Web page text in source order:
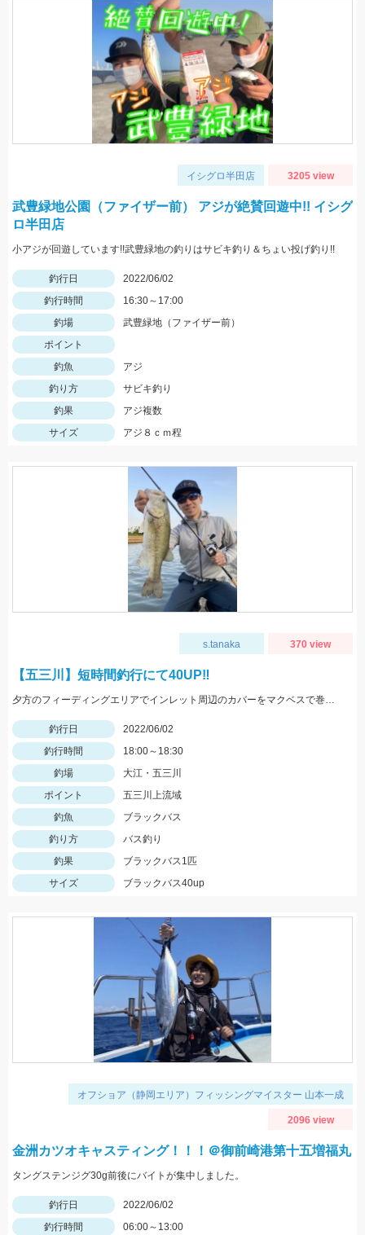
イシグロ半田店 3205 view
武豊緑地公園（ファイザー前） アジが絶賛回遊中!! イシグ
ロ半田店
小アジが回遊しています!!武豊緑地の釣りはサビキ釣り＆ちょい投げ釣り!!
釣行日
2022/06/02
釣行時間
16:30～17:00
釣場
武豊緑地（ファイザー前）
ポイント
釣魚
アジ
釣り方
サビキ釣り
釣果
アジ複数
サイズ
アジ８ｃｍ程
s.tanaka 370 view
【五三川】短時間釣行にて40UP‼︎
夕方のフィーディングエリアでインレット周辺のカバーをマクベスで巻いているとスーッというバキュームバイト‼︎
釣行日
2022/06/02
釣行時間
18:00～18:30
釣場
大江・五三川
ポイント
五三川上流域
釣魚
ブラックバス
釣り方
バス釣り
釣果
ブラックバス1匹
サイズ
ブラックバス40up
オフショア（静岡エリア）フィッシングマイスター 山本一成
2096 view
金洲カツオキャスティング！！！＠御前崎港第十五増福丸
タングステンジグ30g前後にバイトが集中しました。
釣行日
2022/06/02
釣行時間
06:00～13:00